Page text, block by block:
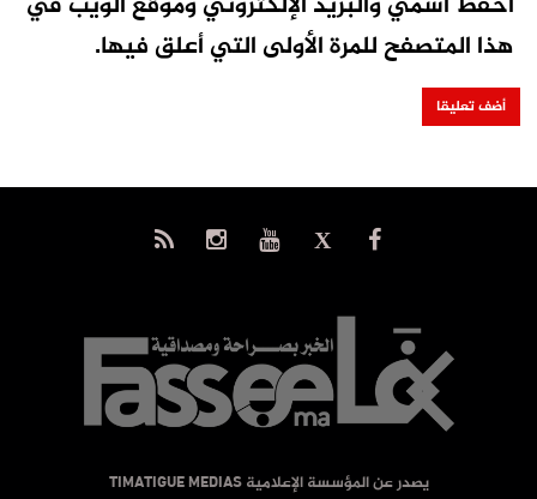
هذا المتصفح للمرة الأولى التي أعلق فيها.
يصدر عن المؤسسة الإعلامية TIMATIGUE MEDIAS